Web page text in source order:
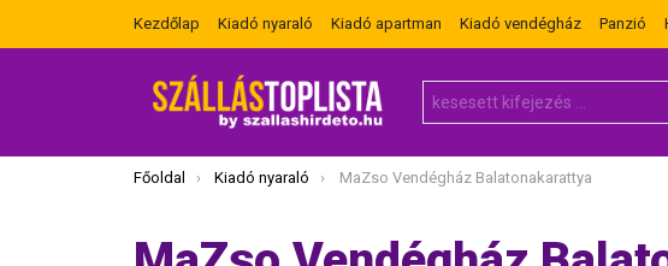
Kezdőlap Kiadó nyaraló Kiadó apartman Kiadó vendégház Panzió
for:
Itt vagy most:
Főoldal Kiadó nyaraló MaZso Vendégház Balatonakarattya